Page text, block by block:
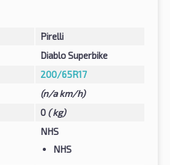
Pirelli
Diablo Superbike
200/65R17
(n/a km/h)
0 ( kg)
NHS
NHS